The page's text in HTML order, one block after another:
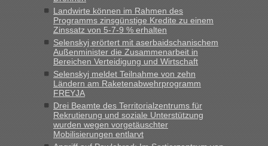
und du nicht damit handeln willst. So lange das nicht
Originalverpackt ist und ersichlich das nicht neu sollte es
keine Probleme geben“
Recht, Visa und Dokumente • Deklaration
gebrauchter Kleidung beim Zoll
„Hallo Leute, ich weiß nicht, ob ich hier richtig bin mit meiner
Anfrage. Ich möchte 4 Umzugskartons mit gebrauchter
Straßen Kleidung bei der Einreise in die Ukraine
mitnehmen. Es ist gebrauchte Kleidung...“
Berichte und Reisetipps • Re: An welchem
Landwirte können im Rahmen des
Programms zinsgünstige Kredite zu einem
Zinssatz von 5-7-9 % erhalten
Selenskyj erörtert mit aserbaidschanischem
Außenminister die Zusammenarbeit in
Bereichen Verteidigung und Wirtschaft
Selenskyj meldet Teilnahme von zehn
Ländern am Raketenabwehrprogramm
FREYJA
Drei Beamte des Territorialzentrums für
Rekrutierung und soziale Unterstützung
wurden wegen vorgetäuschter
Mobilisierungen entlarvt